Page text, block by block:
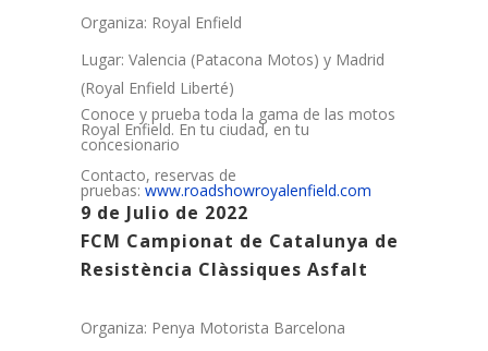
Organiza: Royal Enfield
Lugar: Valencia (Patacona Motos) y Madrid
(Royal Enfield Liberté)
Conoce y prueba toda la gama de las motos
Royal Enfield. En tu ciudad, en tu
concesionario
Contacto, reservas de
pruebas: www.roadshowroyalenfield.com
9 de Julio de 2022
FCM Campionat de Catalunya de
Resistència Clàssiques Asfalt
Organiza: Penya Motorista Barcelona